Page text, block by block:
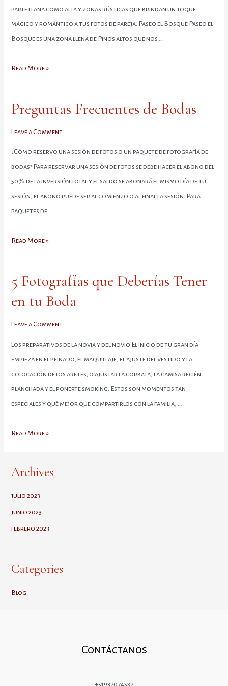
Fotos
con
Mi
parte llana como alta y zonas rústicas que brindan un toque
mágico y romántico a tus fotos de pareja. Paseo el Bosque Paseo el
Bosque es una zona llena de Pinos altos que nos …
Los
Bonitos
para
Tu
Sesión
de
Fotos
Pareja
Read More »
Preguntas Frecuentes de Bodas
Leave a Comment
¿Cómo reservo una sesión de fotos o un paquete de fotografía de
bodas? Para reservar una sesión de fotos se debe hacer el abono del
50% de la inversión total y el saldo se abonará el mismo día de tu
sesión, el abono puede ser al comienzo o al final la sesión. Para
paquetes de …
Preguntas
Bodas
Read More »
5 Fotografías que Deberías Tener
en tu Boda
Leave a Comment
Los preparativos de la novia y del novio El inicio de tu gran día
empieza en el peinado, el maquillaje, el ajuste del vestido y la
colocación de los aretes, o ajustar la corbata, la camisa recién
planchada y el ponerte smoking. Estos son momentos tan
especiales y qué mejor que compartirlos con la familia, …
5
Deberías
Read More »
Archives
julio 2023
junio 2023
febrero 2023
Categories
Blog
Contáctanos
+51937074537